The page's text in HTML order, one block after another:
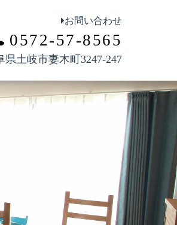
お問い合わせ
0572-57-8565
土岐市妻木町3247-247